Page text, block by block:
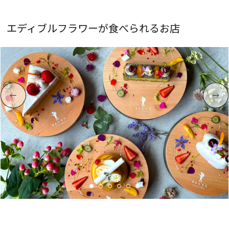
エディブルフラワーが食べられるお店